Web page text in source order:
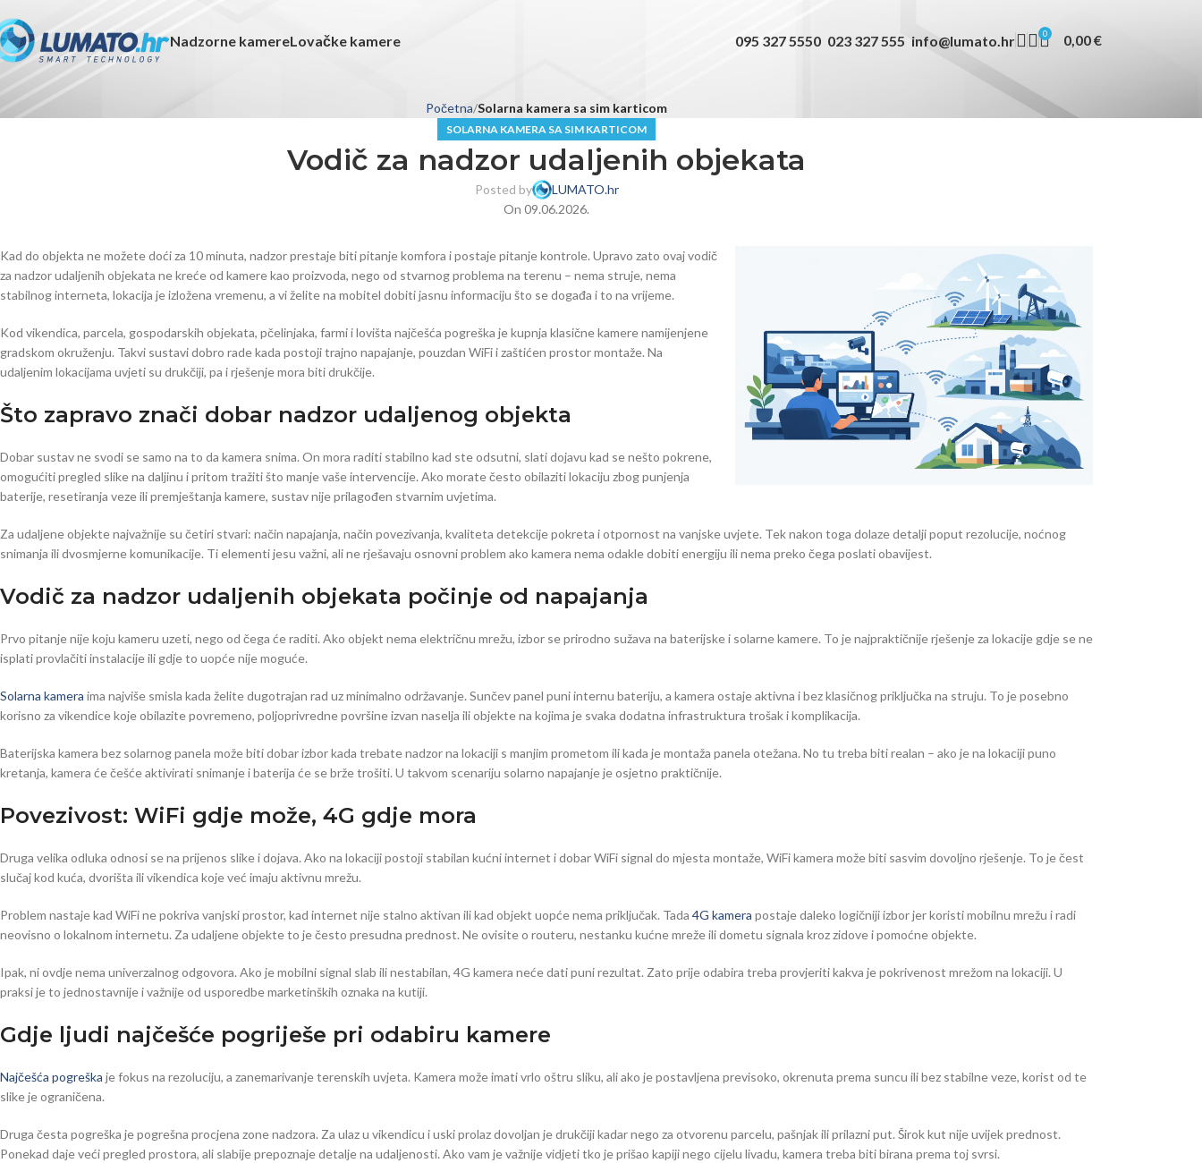
Nadzorne kamereLovačke kamere 095 327 5550 023 327 555 info@lumato.hr 0 0,00€
Početna Solarna kamera sa sim karticom
SOLARNA KAMERA SA SIM KARTICOM
Vodič za nadzor udaljenih objekata
Posted by
LUMATO.hr
On 09.06.2026.
Kad do objekta ne možete doći za 10 minuta, nadzor prestaje biti pitanje komfora i postaje pitanje kontrole. Upravo zato ovaj vodič
za nadzor udaljenih objekata ne kreće od kamere kao proizvoda, nego od stvarnog problema na terenu – nema struje, nema
stabilnog interneta, lokacija je izložena vremenu, a vi želite na mobitel dobiti jasnu informaciju što se događa i to na vrijeme.
Kod vikendica, parcela, gospodarskih objekata, pčelinjaka, farmi i lovišta najčešća pogreška je kupnja klasične kamere namijenjene
gradskom okruženju. Takvi sustavi dobro rade kada postoji trajno napajanje, pouzdan WiFi i zaštićen prostor montaže. Na
udaljenim lokacijama uvjeti su drukčiji, pa i rješenje mora biti drukčije.
Što zapravo znači dobar nadzor udaljenog objekta
Dobar sustav ne svodi se samo na to da kamera snima. On mora raditi stabilno kad ste odsutni, slati dojavu kad se nešto pokrene,
omogućiti pregled slike na daljinu i pritom tražiti što manje vaše intervencije. Ako morate često obilaziti lokaciju zbog punjenja
baterije, resetiranja veze ili premještanja kamere, sustav nije prilagođen stvarnim uvjetima.
Za udaljene objekte najvažnije su četiri stvari: način napajanja, način povezivanja, kvaliteta detekcije pokreta i otpornost na vanjske uvjete. Tek nakon toga dolaze detalji poput rezolucije, noćnog
snimanja ili dvosmjerne komunikacije. Ti elementi jesu važni, ali ne rješavaju osnovni problem ako kamera nema odakle dobiti energiju ili nema preko čega poslati obavijest.
Vodič za nadzor udaljenih objekata počinje od napajanja
Prvo pitanje nije koju kameru uzeti, nego od čega će raditi. Ako objekt nema električnu mrežu, izbor se prirodno sužava na baterijske i solarne kamere. To je najpraktičnije rješenje za lokacije gdje se ne
isplati provlačiti instalacije ili gdje to uopće nije moguće.
Solarna kamera ima najviše smisla kada želite dugotrajan rad uz minimalno održavanje. Sunčev panel puni internu bateriju, a kamera ostaje aktivna i bez klasičnog priključka na struju. To je posebno
korisno za vikendice koje obilazite povremeno, poljoprivredne površine izvan naselja ili objekte na kojima je svaka dodatna infrastruktura trošak i komplikacija.
Baterijska kamera bez solarnog panela može biti dobar izbor kada trebate nadzor na lokaciji s manjim prometom ili kada je montaža panela otežana. No tu treba biti realan – ako je na lokaciji puno
kretanja, kamera će češće aktivirati snimanje i baterija će se brže trošiti. U takvom scenariju solarno napajanje je osjetno praktičnije.
Povezivost: WiFi gdje može, 4G gdje mora
Druga velika odluka odnosi se na prijenos slike i dojava. Ako na lokaciji postoji stabilan kućni internet i dobar WiFi signal do mjesta montaže, WiFi kamera može biti sasvim dovoljno rješenje. To je čest
slučaj kod kuća, dvorišta ili vikendica koje već imaju aktivnu mrežu.
Problem nastaje kad WiFi ne pokriva vanjski prostor, kad internet nije stalno aktivan ili kad objekt uopće nema priključak. Tada 4G kamera postaje daleko logičniji izbor jer koristi mobilnu mrežu i radi
neovisno o lokalnom internetu. Za udaljene objekte to je često presudna prednost. Ne ovisite o routeru, nestanku kućne mreže ili dometu signala kroz zidove i pomoćne objekte.
Ipak, ni ovdje nema univerzalnog odgovora. Ako je mobilni signal slab ili nestabilan, 4G kamera neće dati puni rezultat. Zato prije odabira treba provjeriti kakva je pokrivenost mrežom na lokaciji. U
praksi je to jednostavnije i važnije od usporedbe marketinških oznaka na kutiji.
Gdje ljudi najčešće pogriješe pri odabiru kamere
Najčešća pogreška je fokus na rezoluciju, a zanemarivanje terenskih uvjeta. Kamera može imati vrlo oštru sliku, ali ako je postavljena previsoko, okrenuta prema suncu ili bez stabilne veze, korist od te
slike je ograničena.
Druga česta pogreška je pogrešna procjena zone nadzora. Za ulaz u vikendicu i uski prolaz dovoljan je drukčiji kadar nego za otvorenu parcelu, pašnjak ili prilazni put. Širok kut nije uvijek prednost.
Ponekad daje veći pregled prostora, ali slabije prepoznaje detalje na udaljenosti. Ako vam je važnije vidjeti tko je prišao kapiji nego cijelu livadu, kamera treba biti birana prema toj svrsi.